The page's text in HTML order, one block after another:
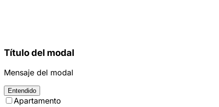
Título del modal
Mensaje del modal
Entendido
Apartamento